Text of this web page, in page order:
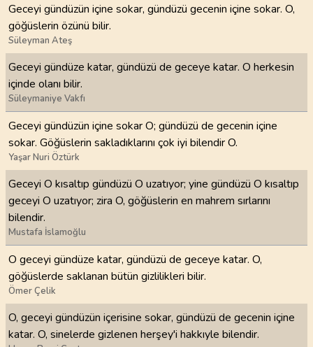
Geceyi gündüzün içine sokar, gündüzü gecenin içine sokar. O,
göğüslerin özünü bilir.
Süleyman Ateş
Geceyi gündüze katar, gündüzü de geceye katar. O herkesin
içinde olanı bilir.
Süleymaniye Vakfı
Geceyi gündüzün içine sokar O; gündüzü de gecenin içine
sokar. Göğüslerin sakladıklarını çok iyi bilendir O.
Yaşar Nuri Öztürk
Geceyi O kısaltıp gündüzü O uzatıyor; yine gündüzü O kısaltıp
geceyi O uzatıyor; zira O, göğüslerin en mahrem sırlarını
bilendir.
Mustafa İslamoğlu
O geceyi gündüze katar, gündüzü de geceye katar. O,
göğüslerde saklanan bütün gizlilikleri bilir.
Ömer Çelik
O, geceyi gündüzün içerisine sokar, gündüzü de gecenin içine
katar. O, sinelerde gizlenen herşey'i hakkıyle bilendir.